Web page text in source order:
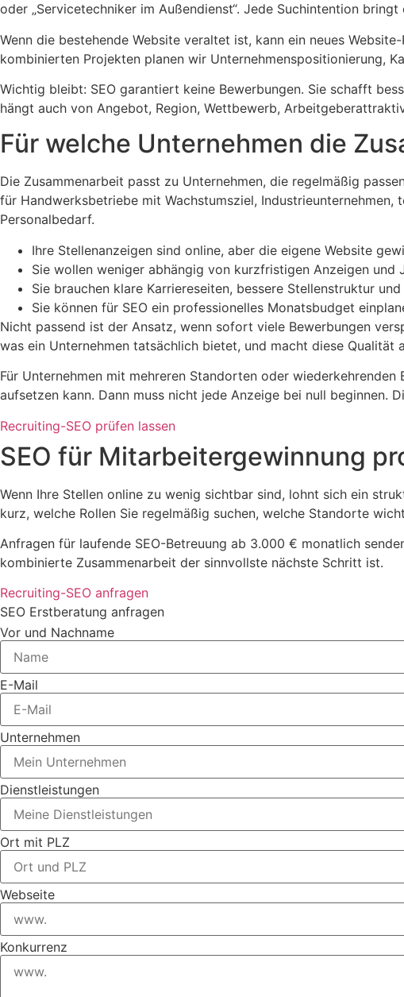
oder „Servicetechniker im Außendienst“. Jede Suchintention
Wenn die bestehende Website veraltet ist, kann ein neues
kombinierten Projekten planen wir Unternehmenspositionierung,
Wichtig bleibt: SEO garantiert keine Bewerbungen. Sie schafft
hängt auch von Angebot, Region, Wettbewerb,
Für welche Unternehmen die
Die Zusammenarbeit passt zu Unternehmen, die regelmäßig
für Handwerksbetriebe mit Wachstumsziel,
Personalbedarf.
Ihre Stellenanzeigen sind online, aber die eigene Website
Sie wollen weniger abhängig von kurzfristigen Anzeigen und
Sie brauchen klare Karriereseiten, bessere Stellenstruktur
Sie können für SEO ein professionelles Monatsbudget
Nicht passend ist der Ansatz, wenn sofort viele Bewerbungen
was ein Unternehmen tatsächlich bietet, und macht diese Qualität
Für Unternehmen mit mehreren Standorten oder
aufsetzen kann. Dann muss nicht jede Anzeige bei null beginnen.
Recruiting-SEO prüfen lassen
SEO für Mitarbeitergewinnung
Wenn Ihre Stellen online zu wenig sichtbar sind, lohnt sich ein
kurz, welche Rollen Sie regelmäßig suchen, welche Standorte
Anfragen für laufende SEO-Betreuung ab 3.000 € monatlich
kombinierte Zusammenarbeit der sinnvollste nächste Schritt ist.
Recruiting-SEO anfragen
SEO Erstberatung anfragen
Vor und Nachname
E-Mail
Unternehmen
Dienstleistungen
Ort mit PLZ
Webseite
Konkurrenz